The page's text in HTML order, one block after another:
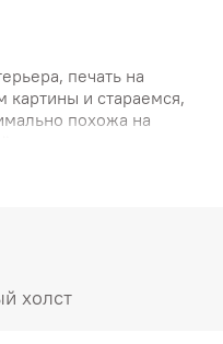
печать на
картины и стараемся,
похожа на
внимание
можно купить
галерейная
холст,
Картина продается в
представленных на
холст